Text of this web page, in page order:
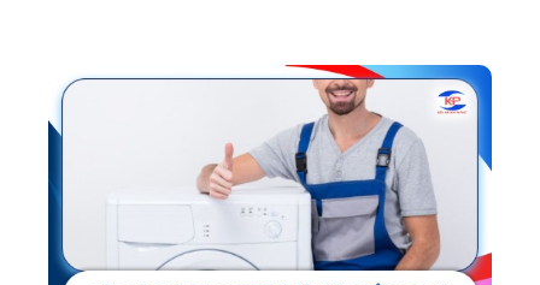
rửa chén để giữ máy luôn sạch sẽ và hoạt động hiệu
quả? Cùng tìm hiểu ngay qua bài viết dưới đây!